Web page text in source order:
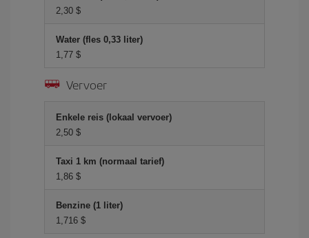
2,30 $
Water (fles 0,33 liter)
1,77 $
Vervoer
Enkele reis (lokaal vervoer)
2,50 $
Taxi 1 km (normaal tarief)
1,86 $
Benzine (1 liter)
1,716 $